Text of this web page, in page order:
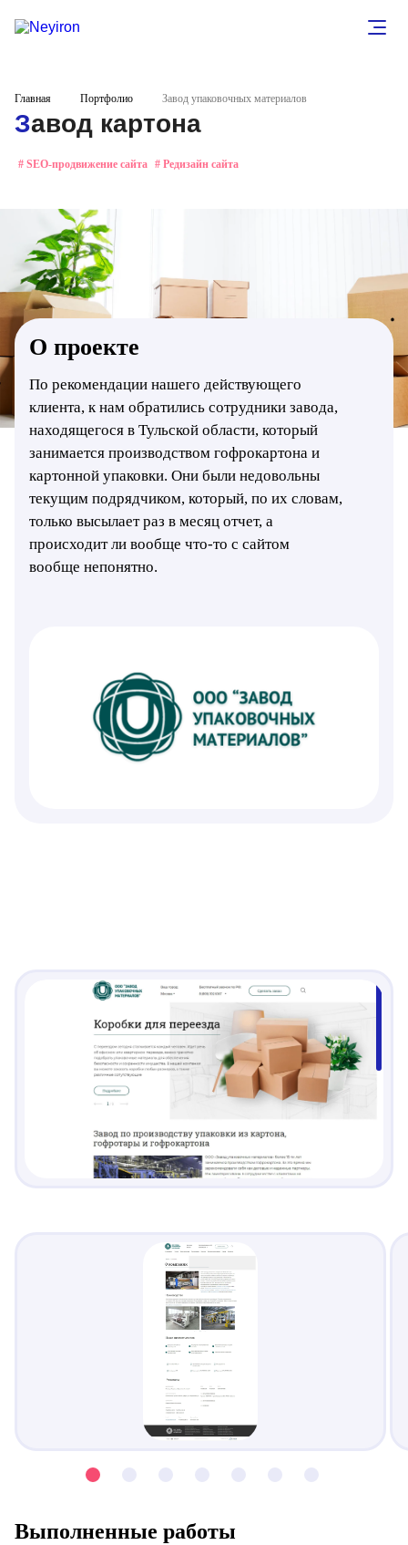
Главная Портфолио Завод упаковочных материалов
Завод картона
# SEO-продвижение сайта # Редизайн сайта
О проекте
По рекомендации нашего действующего
клиента, к нам обратились сотрудники завода,
находящегося в Тульской области, который
занимается производством гофрокартона и
картонной упаковки. Они были недовольны
текущим подрядчиком, который, по их словам,
только высылает раз в месяц отчет, а
происходит ли вообще что-то с сайтом
вообще непонятно.
Выполненные работы